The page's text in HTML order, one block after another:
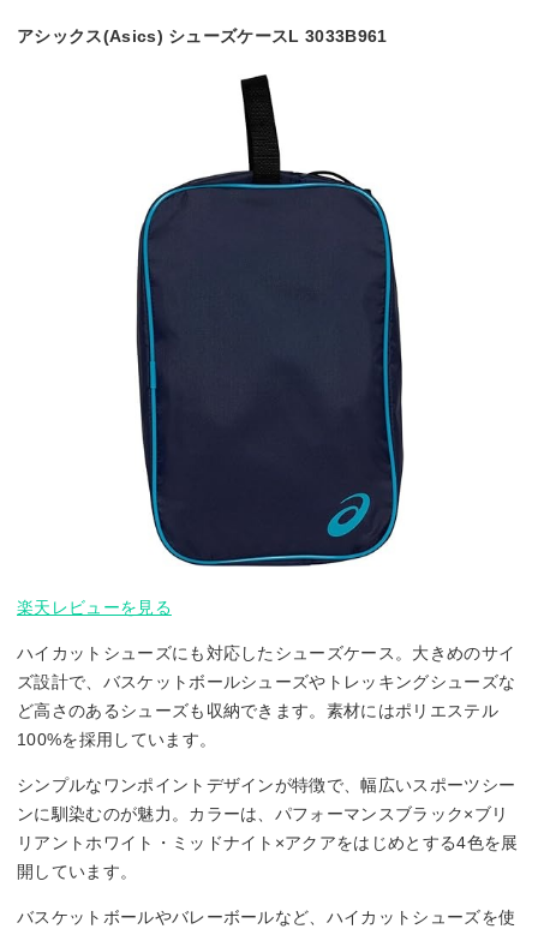
アシックス(Asics) シューズケースL 3033B961
楽天レビューを見る
ハイカットシューズにも対応したシューズケース。大きめのサイ
ズ設計で、バスケットボールシューズやトレッキングシューズな
ど高さのあるシューズも収納できます。素材にはポリエステル
100%を採用しています。
シンプルなワンポイントデザインが特徴で、幅広いスポーツシー
ンに馴染むのが魅力。カラーは、パフォーマンスブラック×ブリ
リアントホワイト・ミッドナイト×アクアをはじめとする4色を展
開しています。
バスケットボールやバレーボールなど、ハイカットシューズを使